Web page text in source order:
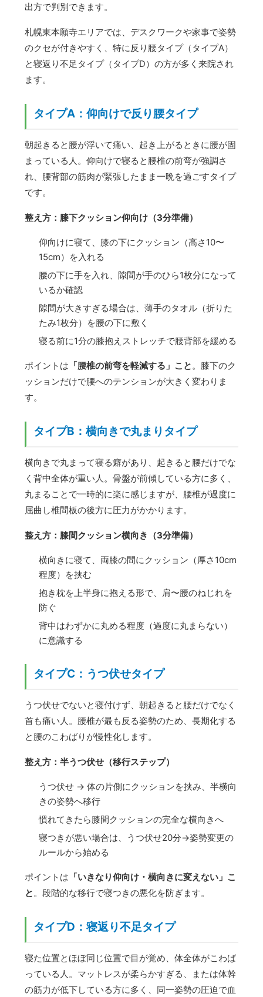
出方で判別できます。
札幌東本願寺エリアでは、デスクワークや家事で姿勢
のクセが付きやすく、特に反り腰タイプ（タイプA）
と寝返り不足タイプ（タイプD）の方が多く来院され
ます。
タイプA：仰向けで反り腰タイプ
朝起きると腰が浮いて痛い、起き上がるときに腰が固
まっている人。仰向けで寝ると腰椎の前弯が強調さ
れ、腰背部の筋肉が緊張したまま一晩を過ごすタイプ
です。
整え方：膝下クッション仰向け（3分準備）
仰向けに寝て、膝の下にクッション（高さ10〜
15cm）を入れる
腰の下に手を入れ、隙間が手のひら1枚分になって
いるか確認
隙間が大きすぎる場合は、薄手のタオル（折りた
たみ1枚分）を腰の下に敷く
寝る前に1分の膝抱えストレッチで腰背部を緩める
ポイントは 「腰椎の前弯を軽減する」こと。膝下のク
ッションだけで腰へのテンションが大きく変わりま
す。
タイプB：横向きで丸まりタイプ
横向きで丸まって寝る癖があり、起きると腰だけでな
く背中全体が重い人。骨盤が前傾している方に多く、
丸まることで一時的に楽に感じますが、腰椎が過度に
屈曲し椎間板の後方に圧力がかかります。
整え方：膝間クッション横向き（3分準備）
横向きに寝て、両膝の間にクッション（厚さ10cm
程度）を挟む
抱き枕を上半身に抱える形で、肩〜腰のねじれを
防ぐ
背中はわずかに丸める程度（過度に丸まらない）
に意識する
タイプC：うつ伏せタイプ
うつ伏せでないと寝付けず、朝起きると腰だけでなく
首も痛い人。腰椎が最も反る姿勢のため、長期化する
と腰のこわばりが慢性化します。
整え方：半うつ伏せ（移行ステップ）
うつ伏せ → 体の片側にクッションを挟み、半横向
きの姿勢へ移行
慣れてきたら膝間クッションの完全な横向きへ
寝つきが悪い場合は、うつ伏せ20分→姿勢変更の
ルールから始める
ポイントは 「いきなり仰向け・横向きに変えない」こ
と。段階的な移行で寝つきの悪化を防ぎます。
タイプD：寝返り不足タイプ
寝た位置とほぼ同じ位置で目が覚め、体全体がこわば
っている人。マットレスが柔らかすぎる、または体幹
の筋力が低下している方に多く、同一姿勢の圧迫で血